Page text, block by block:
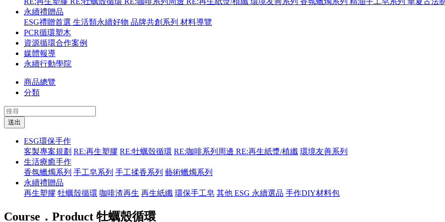
永續禮贈品
ESG禮贈首選 生活類永續好物 品牌共創系列 材料導覽
PCR循環塑木
資源循環合作案例
媒體報導
永續行動學院
商品總覽
分類
送出
ESG環保手作
客製專案規劃 RE:再生塑膠 RE:牡蠣殼循環 RE:咖啡系列周邊 RE:再生紙漿/植纖 環境友善系列
生活療癒手作
香氛蠟燭系列 手工皂系列 手工揉香系列 藝術蠟燭系列
永續禮贈品
再生塑膠 牡蠣殼循環 咖啡渣再生 再生紙纖 環保手工皂 其他 ESG 永續選品 手作DIY材料包
Course．Product 牡蠣殼循環